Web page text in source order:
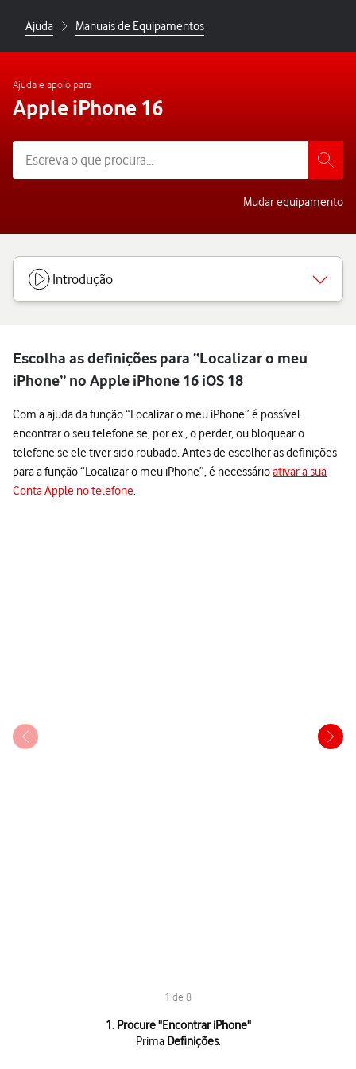
Ajuda Manuais de Equipamentos
Ajuda e apoio para
Apple iPhone 16
Mudar equipamento
Introdução
Escolha as definições para “Localizar o meu
iPhone” no Apple iPhone 16 iOS 18
Com a ajuda da função “Localizar o meu iPhone” é possível
encontrar o seu telefone se, por ex., o perder, ou bloquear o
telefone se ele tiver sido roubado. Antes de escolher as definições
para a função “Localizar o meu iPhone”, é necessárioativar a sua
Conta Apple no telefone.
1 de 8
1. Procure "Encontrar iPhone"
Prima Definições.